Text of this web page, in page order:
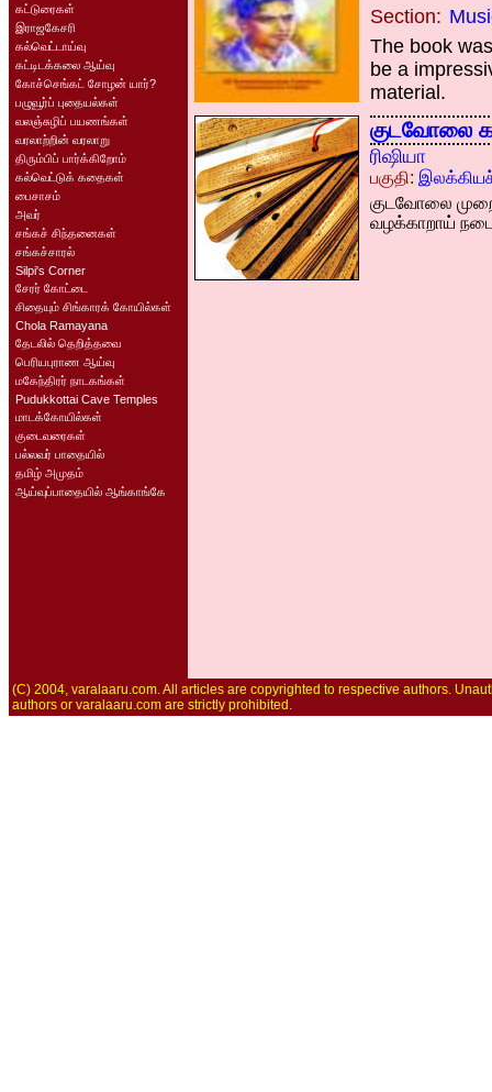
கட்டுரைகள்
இராஜகேசரி
கல்வெட்டாய்வு
கட்டிடக்கலை ஆய்வு
கோச்செங்கட் சோழன் யார்?
பழுவூர்ப் புதையல்கள்
வலஞ்சுழிப் பயணங்கள்
வரலாற்றின் வரலாறு
திரும்பிப் பார்க்கிறோம்
கல்வெட்டுக் கதைகள்
பைசாசம்
அவர்
சங்கச் சிந்தனைகள்
சங்கச்சாரல்
Silpi's Corner
சேரர் கோட்டை
சிதையும் சிங்காரக் கோயில்கள்
Chola Ramayana
தேடலில் தெறித்தவை
பெரியபுராண ஆய்வு
மகேந்திரர் நாடகங்கள்
Pudukkottai Cave Temples
மாடக்கோயில்கள்
குடைவரைகள்
பல்லவர் பாதையில்
தமிழ் அமுதம்
ஆய்வுப்பாதையில் ஆங்காங்கே
Section:
The book
be a
material.
குடவோலை
ரிஷியா
பகுதி:
குடவோலை
வழக்காறாய்
(C) 2004, varalaaru.com. All articles are copyrighted to respective authors.
authors or varalaaru.com are strictly prohibited.